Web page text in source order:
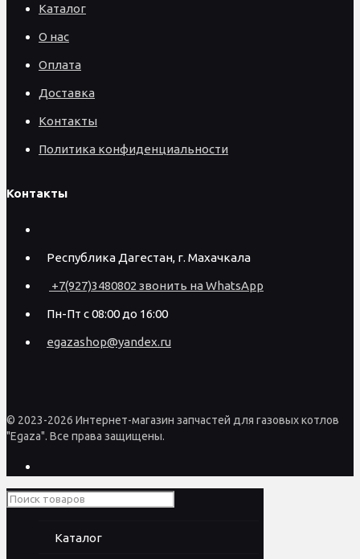
Каталог
О нас
Оплата
Доставка
Контакты
Политика конфиденциальности
Контакты
Республика Дагестан, г. Махачкала
+7(927)3480802 звонить на WhatsApp
Пн-Пт с 08:00 до 16:00
egazashop@yandex.ru
© 2023-2026 Интернет-магазин запчастей для газовых котлов
"Egaza". Все права защищены.
Каталог